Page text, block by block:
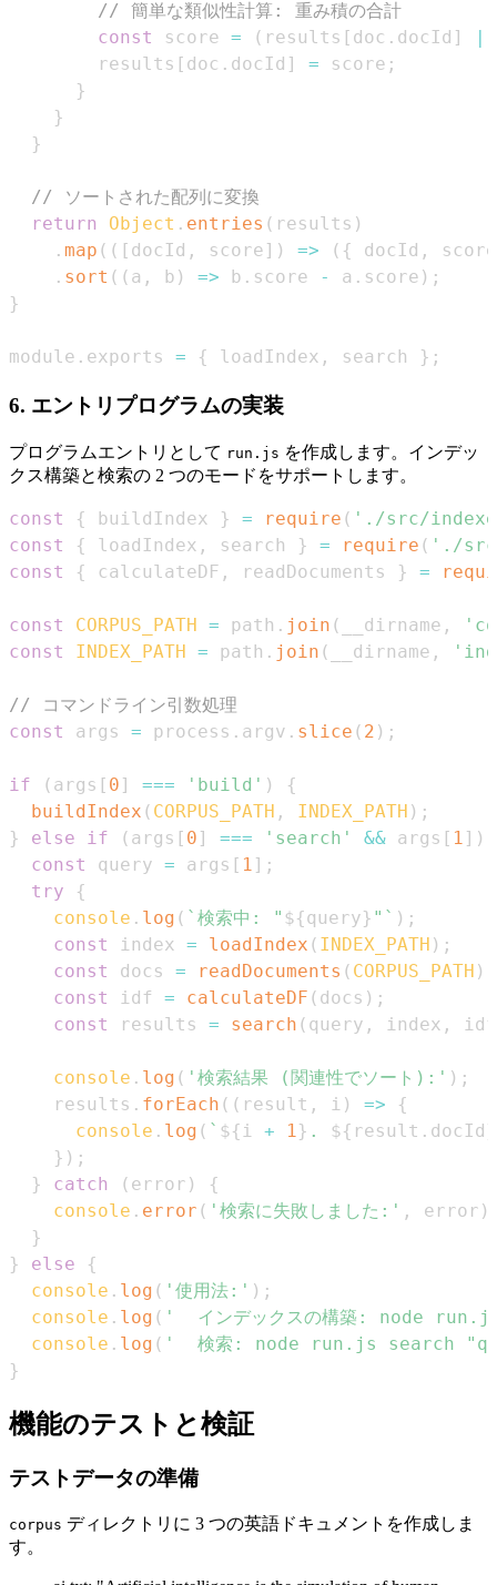
// 簡単な類似性計算: 重み積の合計
const
score = ( results [ doc . docId ]
        results
[ doc . docId ] = score ;
}
}
}
// ソートされた配列に変換
return
Object . entries ( results )
. map ( ( [ docId , score ] ) => ( { docId ,
. sort ( ( a , b ) => b . score - a . score ) ;
}
module . exports = { loadIndex , search } ;
6. エントリプログラムの実装
プログラムエントリとして run.js を作成します。インデッ
クス構築と検索の 2 つのモードをサポートします。
const { buildIndex } = require ( './src/
const
{ loadIndex , search } = require ( './
const
{ calculateDF , readDocuments } =
const CORPUS_PATH = path . join ( __dirname ,
const
INDEX_PATH = path . join ( __dirname ,
// コマンドライン引数処理
const
args = process . argv . slice ( 2 ) ;
if ( args [ 0 ] === 'build' )
{
buildIndex ( CORPUS_PATH , INDEX_PATH ) ;
}
else if ( args [ 0 ] === 'search' && args [ 1 ] )
const
query = args [ 1 ] ;
try
{
console . log ( ` 検索中: " ${query} " ` ) ;
const
index = loadIndex ( INDEX_PATH ) ;
const
docs = readDocuments ( CORPUS_PATH )
const
idf = calculateDF ( docs ) ;
const
results = search ( query , index , idf
console . log ( '検索結果 (関連性でソート):' ) ;
    results
. forEach ( ( result , i ) =>
{
console . log ( ` ${i + 1} . ${ result . docId
} ) ;
}
catch ( error )
{
console . error ( '検索に失敗しました:' , error )
}
}
else
{
console . log ( '使用法:' ) ;
console . log ( '  インデックスの構築: node
console . log ( '  検索: node run.js search
}
機能のテストと検証
テストデータの準備
corpus ディレクトリに 3 つの英語ドキュメントを作成しま
す。